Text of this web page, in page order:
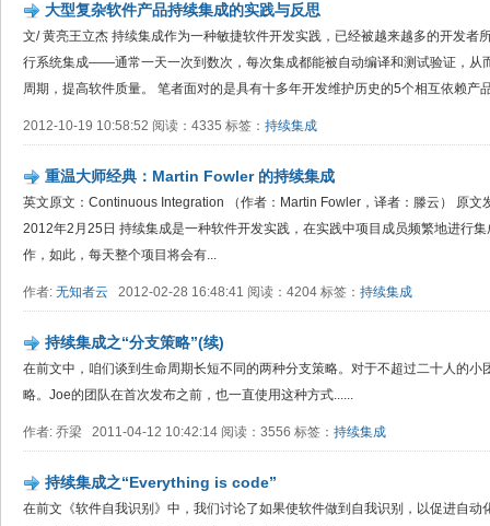
大型复杂软件产品持续集成的实践与反思
文/ 黄亮王立杰 持续集成作为一种敏捷软件开发实践，已经被越来越多的开发者
行系统集成——通常一天一次到数次，每次集成都能被自动编译和测试验证，从
周期，提高软件质量。 笔者面对的是具有十多年开发维护历史的5个相互依赖产
2012-10-19 10:58:52 阅读：4335 标签： 持续集成
重温大师经典：Martin Fowler 的持续集成
英文原文：Continuous Integration （作者：Martin Fowler，译者：滕云） 原文
2012年2月25日 持续集成是一种软件开发实践，在实践中项目成员频繁地进行
作，如此，每天整个项目将会有...
作者: 无知者云 2012-02-28 16:48:41 阅读：4204 标签： 持续集成
持续集成之“分支策略”(续)
在前文中，咱们谈到生命周期长短不同的两种分支策略。对于不超过二十人的
略。Joe的团队在首次发布之前，也一直使用这种方式......
作者: 乔梁 2011-04-12 10:42:14 阅读：3556 标签： 持续集成
持续集成之“Everything is code”
在前文《软件自我识别》中，我们讨论了如果使软件做到自我识别，以促进自动